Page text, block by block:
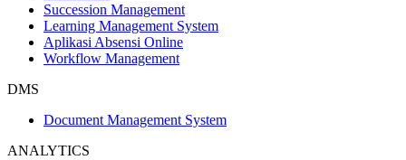
Succession Management
Learning Management System
Aplikasi Absensi Online
Workflow Management
DMS
Document Management System
ANALYTICS